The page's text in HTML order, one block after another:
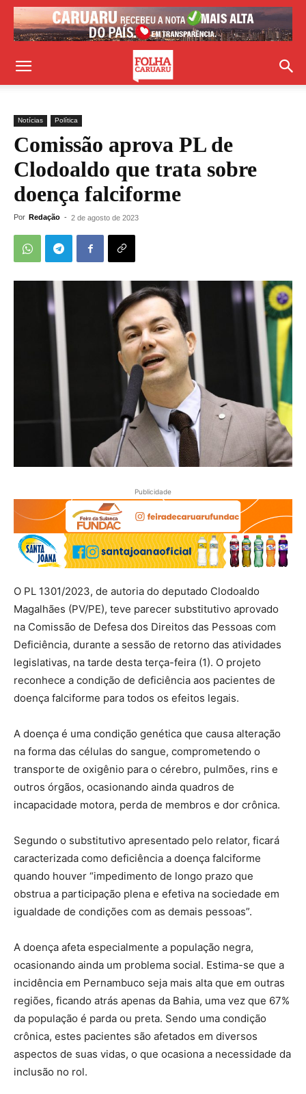
Notícias Política
Comissão aprova PL de
Clodoaldo que trata sobre
doença falciforme
Por Redação - 2 de agosto de 2023
Publicidade
O PL 1301/2023, de autoria do deputado Clodoaldo
Magalhães (PV/PE), teve parecer substitutivo aprovado
na Comissão de Defesa dos Direitos das Pessoas com
Deficiência, durante a sessão de retorno das atividades
legislativas, na tarde desta terça-feira (1). O projeto
reconhece a condição de deficiência aos pacientes de
doença falciforme para todos os efeitos legais.
A doença é uma condição genética que causa alteração
na forma das células do sangue, comprometendo o
transporte de oxigênio para o cérebro, pulmões, rins e
outros órgãos, ocasionando ainda quadros de
incapacidade motora, perda de membros e dor crônica.
Segundo o substitutivo apresentado pelo relator, ficará
caracterizada como deficiência a doença falciforme
quando houver “impedimento de longo prazo que
obstrua a participação plena e efetiva na sociedade em
igualdade de condições com as demais pessoas”.
A doença afeta especialmente a população negra,
ocasionando ainda um problema social. Estima-se que a
incidência em Pernambuco seja mais alta que em outras
regiões, ficando atrás apenas da Bahia, uma vez que 67%
da população é parda ou preta. Sendo uma condição
crônica, estes pacientes são afetados em diversos
aspectos de suas vidas, o que ocasiona a necessidade da
inclusão no rol.